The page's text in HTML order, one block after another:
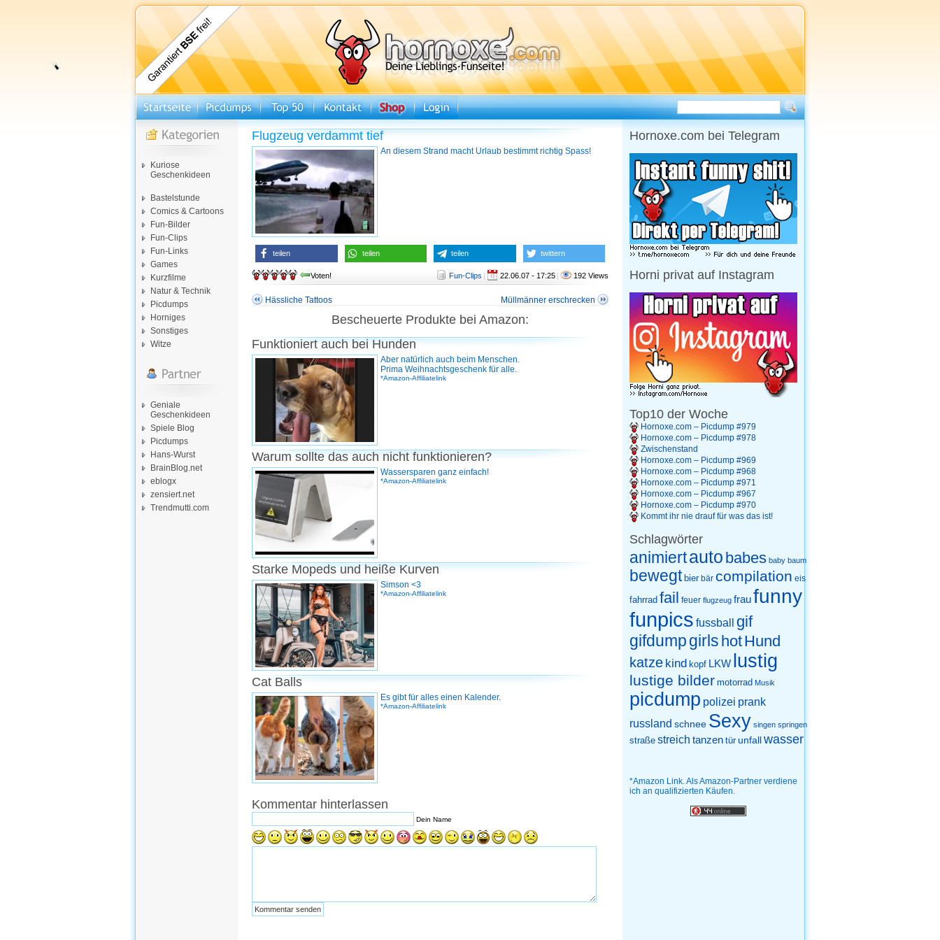
Kuriose
Geschenkideen
Bastelstunde
Comics & Cartoons
Fun-Bilder
Fun-Clips
Fun-Links
Games
Kurzfilme
Natur & Technik
Picdumps
Horniges
Sonstiges
Witze
Geniale
Geschenkideen
Spiele Blog
Picdumps
Hans-Wurst
BrainBlog.net
eblogx
zensiert.net
Trendmutti.com
Flugzeug verdammt tief
An diesem Strand macht Urlaub bestimmt richtig Spass!
teilen teilen teilen twittern
Voten! Fun-Clips | 22.06.07 - 17:25 | 192 Views
Hässliche Tattoos Müllmänner erschrecken
Bescheuerte Produkte bei Amazon:
Funktioniert auch bei Hunden
Aber natürlich auch beim Menschen.
Prima Weihnachtsgeschenk für alle.
*Amazon-Affiliatelink
Warum sollte das auch nicht funktionieren?
Wassersparen ganz einfach!
*Amazon-Affiliatelink
Starke Mopeds und heiße Kurven
Simson <3
*Amazon-Affiliatelink
Cat Balls
Es gibt für alles einen Kalender.
*Amazon-Affiliatelink
Kommentar hinterlassen
Dein Name
Hornoxe.com bei Telegram
Horni privat auf Instagram
Top10 der Woche
Hornoxe.com – Picdump #979
Hornoxe.com – Picdump #978
Zwischenstand
Hornoxe.com – Picdump #969
Hornoxe.com – Picdump #968
Hornoxe.com – Picdump #971
Hornoxe.com – Picdump #967
Hornoxe.com – Picdump #970
Kommt ihr nie drauf für was das ist!
Schlagwörter
animiertauto babes baby baum
bewegt bier bär compilation eis
fahrrad fail feuer flugzeug fraufunny
funpics fussball gif
gifdump girls hotHund
katze kind kopf LKW lustig
lustige bilder motorrad Musik
picdump polizei prank
russland schnee Sexy singen springen
straße streich tanzen tür unfallwasser
*Amazon Link. Als Amazon-Partner verdiene
ich an qualifizierten Käufen.